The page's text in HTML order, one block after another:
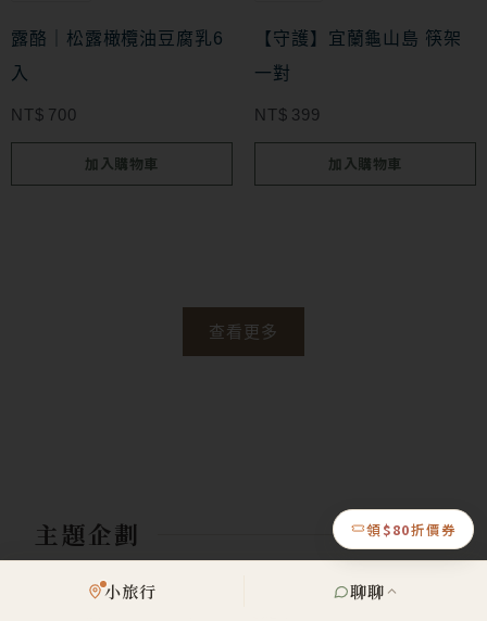
露酪｜松露橄欖油豆腐乳6
入
NT$ 700
加入購物車
【守護】宜蘭龜山島 筷架
一對
NT$ 399
加入購物車
查看更多
主題企劃 領$80折價券
小旅行 聊聊